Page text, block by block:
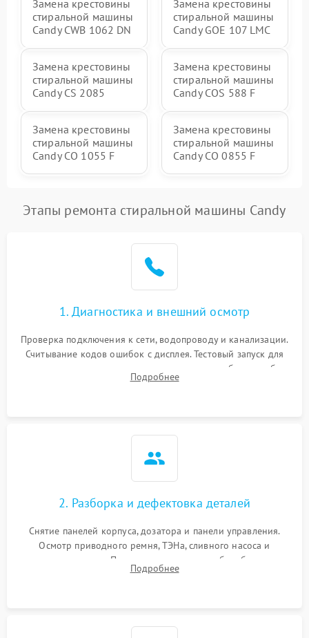
Замена крестовины
стиральной машины
Candy CWB 1062 DN
Замена крестовины
стиральной машины
Candy GOE 107 LMC
Замена крестовины
стиральной машины
Candy CS 2085
Замена крестовины
стиральной машины
Candy COS 588 F
Замена крестовины
стиральной машины
Candy CO 1055 F
Замена крестовины
стиральной машины
Candy CO 0855 F
Этапы ремонта стиральной машины Candy
1. Диагностика и внешний осмотр
Проверка подключения к сети, водопроводу и канализации.
Считывание кодов ошибок с дисплея. Тестовый запуск для
выявления посторонних шумов, протечек или сбоев в работе
электронного модуля управления.
Подробнее
2. Разборка и дефектовка деталей
Снятие панелей корпуса, дозатора и панели управления.
Осмотр приводного ремня, ТЭНа, сливного насоса и
амортизаторов. Проверка подшипников барабана и
крестовины на износ, а манжеты люка на разрывы.
Подробнее